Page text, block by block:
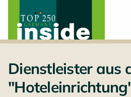
Dienstleister aus